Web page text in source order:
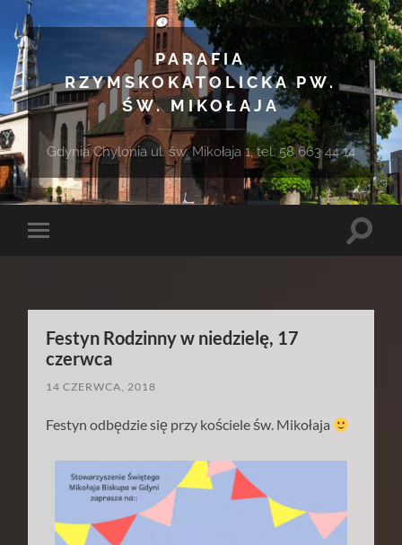
PARAFIA
RZYMSKOKATOLICKA PW.
ŚW. MIKOŁAJA
Gdynia Chylonia ul. św. Mikołaja 1, tel. 58 663 44 14
Toggle
Toggle
Festyn Rodzinny w niedzielę, 17
czerwca
14 CZERWCA, 2018
Festyn odbędzie się przy kościele św. Mikołaja